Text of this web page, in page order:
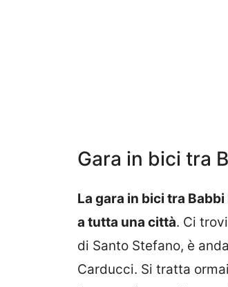
Gara in bici tra
La gara in bici tra
a tutta una città. Ci
di Santo Stefano, è
Carducci. Si tratta